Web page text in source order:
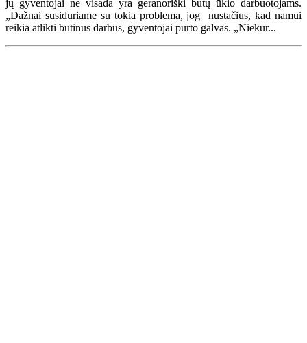
jų gyventojai ne visada yra geranoriški butų ūkio darbuotojams.
„Dažnai susiduriame su tokia problema, jog nustačius, kad namui
reikia atlikti būtinus darbus, gyventojai purto galvas. „Niekur...